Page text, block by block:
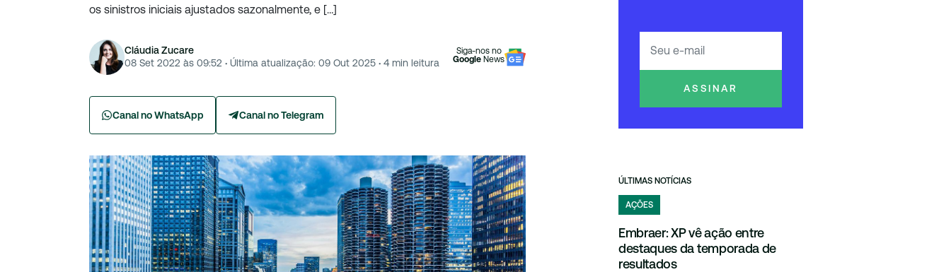
os sinistros iniciais ajustados sazonalmente, e […]
Cláudia Zucare
08 Set 2022 às 09:52 · Última atualização: 09 Out 2025 · 4min leitura
Siga-nos no
Google News
Canal no WhatsApp Canal no Telegram
ASSINAR
ÚLTIMAS NOTÍCIAS
AÇÕES
Embraer: XP vê ação entre
destaques da temporada de
resultados